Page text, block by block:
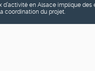
d’activité en Alsace implique
coordination du projet.